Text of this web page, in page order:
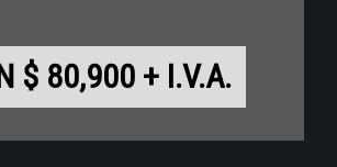
$ 80,900 + I.V.A.